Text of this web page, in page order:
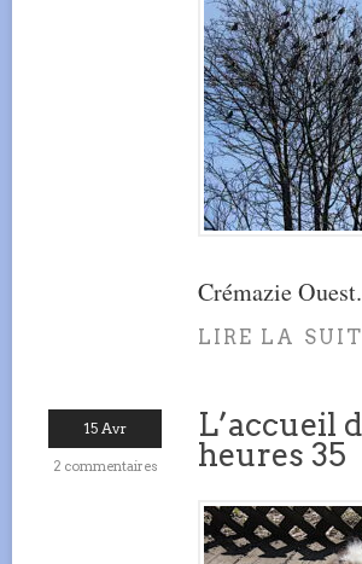
Crémazie Ouest.
LIRE LA
15 Avr
2 commentaires
L’accueil
heures 35